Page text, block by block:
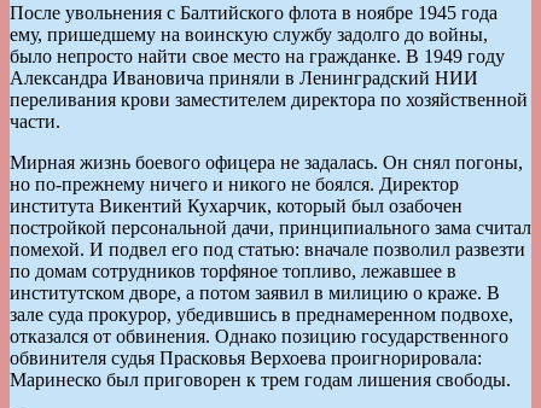
После увольнения с Балтийского флота в ноябре 1945 года
ему, пришедшему на воинскую службу задолго до войны,
было непросто найти свое место на гражданке. В 1949 году
Александра Ивановича приняли в Ленинградский НИИ
переливания крови заместителем директора по хозяйственной
части.
Мирная жизнь боевого офицера не задалась. Он снял погоны,
но по-прежнему ничего и никого не боялся. Директор
института Викентий Кухарчик, который был озабочен
постройкой персональной дачи, принципиального зама считал
помехой. И подвел его под статью: вначале позволил развезти
по домам сотрудников торфяное топливо, лежавшее в
институтском дворе, а потом заявил в милицию о краже. В
зале суда прокурор, убедившись в преднамеренном подвохе,
отказался от обвинения. Однако позицию государственного
обвинителя судья Прасковья Верхоева проигнорировала:
Маринеско был приговорен к трем годам лишения свободы.